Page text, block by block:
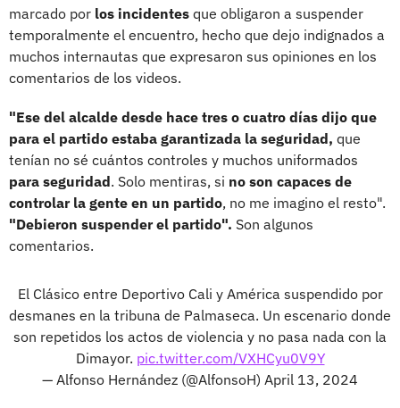
marcado por los incidentes que obligaron a suspender
temporalmente el encuentro, hecho que dejo indignados a
muchos internautas que expresaron sus opiniones en los
comentarios de los videos.
"Ese del alcalde desde hace tres o cuatro días dijo que
para el partido estaba garantizada la seguridad, que
tenían no sé cuántos controles y muchos uniformados
para seguridad. Solo mentiras, si no son capaces de
controlar la gente en un partido, no me imagino el resto".
"Debieron suspender el partido". Son algunos
comentarios.
El Clásico entre Deportivo Cali y América suspendido por
desmanes en la tribuna de Palmaseca. Un escenario donde
son repetidos los actos de violencia y no pasa nada con la
Dimayor. pic.twitter.com/VXHCyu0V9Y
— Alfonso Hernández (@AlfonsoH) April 13, 2024